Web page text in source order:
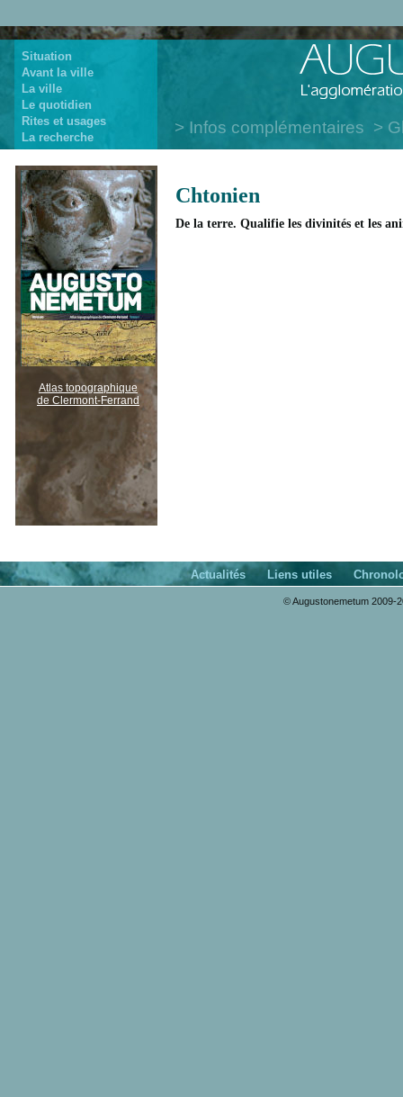
Situation
Avant la ville
La ville
Le quotidien
Rites et usages
La recherche
Infos complémentaires
Chtonien
De la terre. Qualifie les divinités et les
Atlas topographique
de Clermont-Ferrand
Actualités Liens utiles
© Augustonemetum 2009-